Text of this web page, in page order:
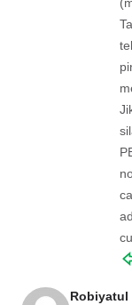
Robiyatul